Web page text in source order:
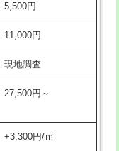
38,500円
22,000円
16,500円
現場見積
22,000円+材料費
16,500円
5,500円
11,000円
現地調査
27,500円～
+3,300円/ｍ